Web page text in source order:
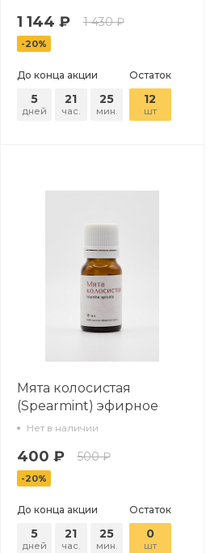
1 144 ₽ 1 430 ₽
-20%
До конца акции
5
дней
21
час.
25
мин.
Остаток
12
шт
Мята колосистая
(Spearmint) эфирное
масло
Нет в наличии
400 ₽ 500 ₽
-20%
До конца акции
5
дней
21
час.
25
мин.
Остаток
0
шт